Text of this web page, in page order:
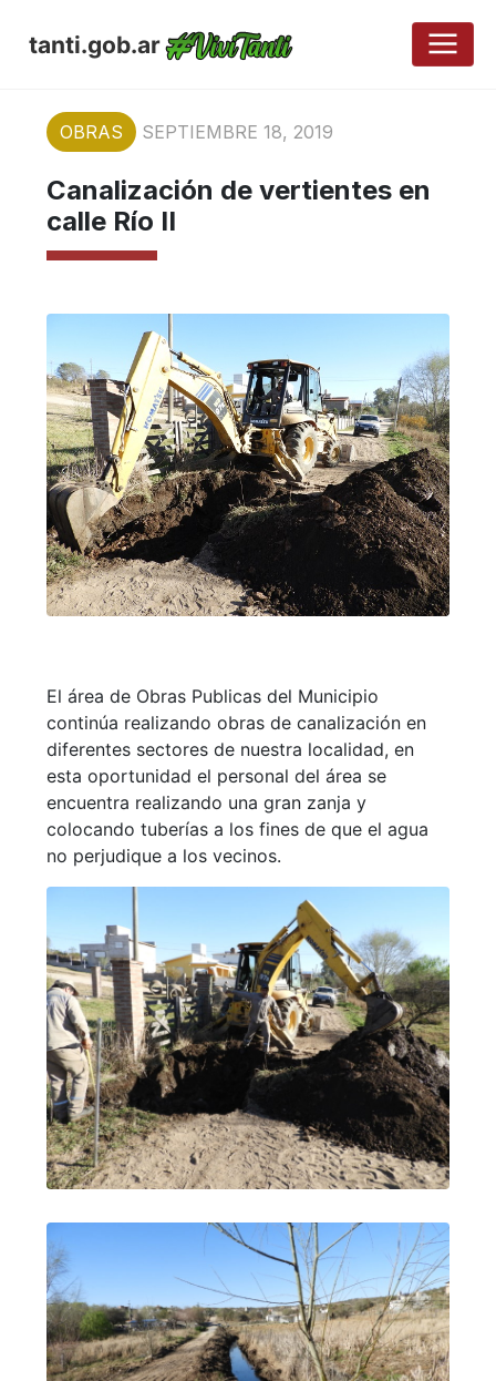
tanti.gob.ar
OBRAS SEPTIEMBRE 18, 2019
Canalización de vertientes en
calle Río II
El área de Obras Publicas del Municipio
continúa realizando obras de canalización en
diferentes sectores de nuestra localidad, en
esta oportunidad el personal del área se
encuentra realizando una gran zanja y
colocando tuberías a los fines de que el agua
no perjudique a los vecinos.